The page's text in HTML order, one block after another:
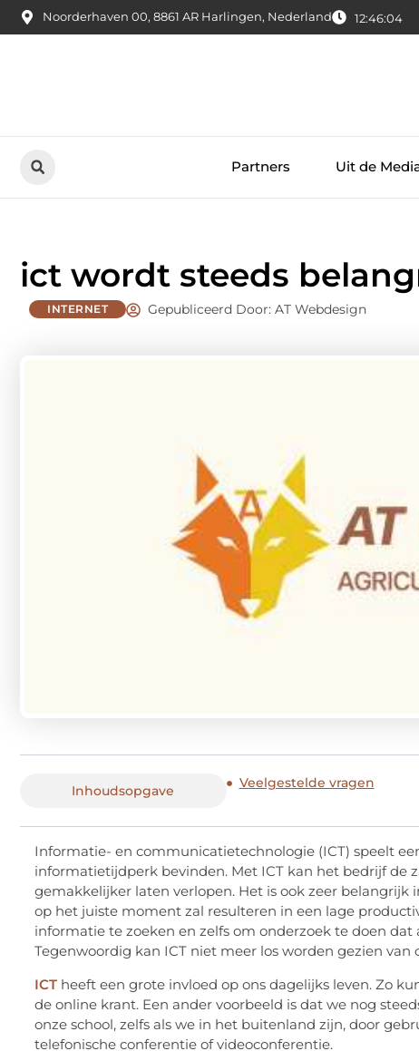
Noorderhaven 00, 8861 AR Harlingen, Nederland 12:46:05
Partners Uit de
ict wordt steeds
INTERNET Gepubliceerd Door: AT Webdesign
Inhoudsopgave Veelgestelde vragen
Informatie- en communicatietechnologie (ICT) speelt
informatietijdperk bevinden. Met ICT kan het bedrijf de
gemakkelijker laten verlopen. Het is ook zeer
op het juiste moment zal resulteren in een lage
informatie te zoeken en zelfs om onderzoek te doen
Tegenwoordig kan ICT niet meer los worden gezien van
ICT heeft een grote invloed op ons dagelijks leven. Zo
de online krant. Een ander voorbeeld is dat we nog
onze school, zelfs als we in het buitenland zijn, door
telefonische conferentie of videoconferentie.